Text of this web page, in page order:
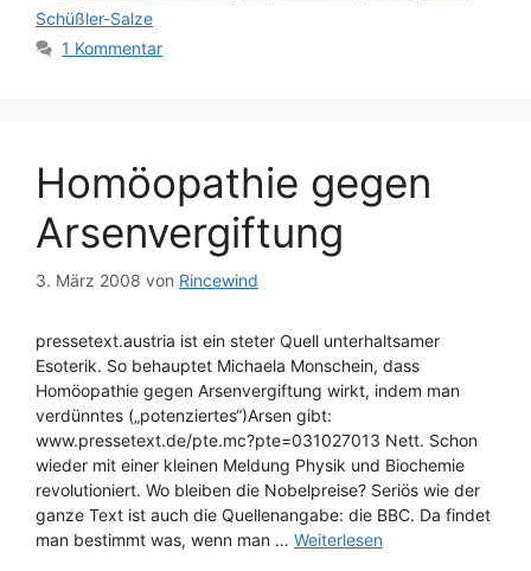
Schüßler-Salze
1 Kommentar
Homöopathie gegen
Arsenvergiftung
3. März 2008 von Rincewind
pressetext.austria ist ein steter Quell unterhaltsamer
Esoterik. So behauptet Michaela Monschein, dass
Homöopathie gegen Arsenvergiftung wirkt, indem man
verdünntes („potenziertes“)Arsen gibt:
www.pressetext.de/pte.mc?pte=031027013 Nett. Schon
wieder mit einer kleinen Meldung Physik und Biochemie
revolutioniert. Wo bleiben die Nobelpreise? Seriös wie der
ganze Text ist auch die Quellenangabe: die BBC. Da findet
man bestimmt was, wenn man … Weiterlesen